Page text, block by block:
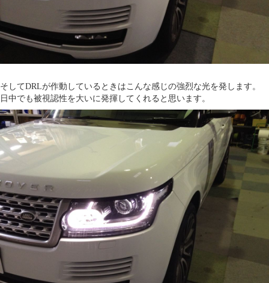
そしてDRLが作動しているときはこんな感じの強烈な光を発します。
日中でも被視認性を大いに発揮してくれると思います。